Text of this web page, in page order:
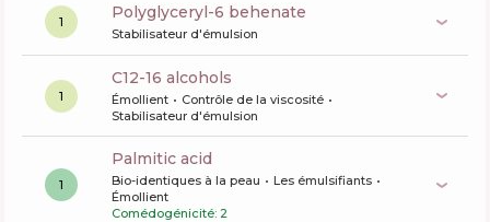
1 polyglyceryl-6 behenate
Stabilisateur d'émulsion
1
c12-16 alcohols
Émollient
Contrôle de la viscosité
Stabilisateur d'émulsion
1
palmitic acid
Bio-identiques à la peau
Les émulsifiants
Émollient
Comédogénicité: 2